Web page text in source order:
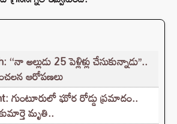
అల్లుడు 25 పెళ్లిళ్లు చేసుకున్నాడు’’..
ఆరోపణలు
గుంటూరులో ఘోర రోడ్డు ప్రమాదం..
మృతి..